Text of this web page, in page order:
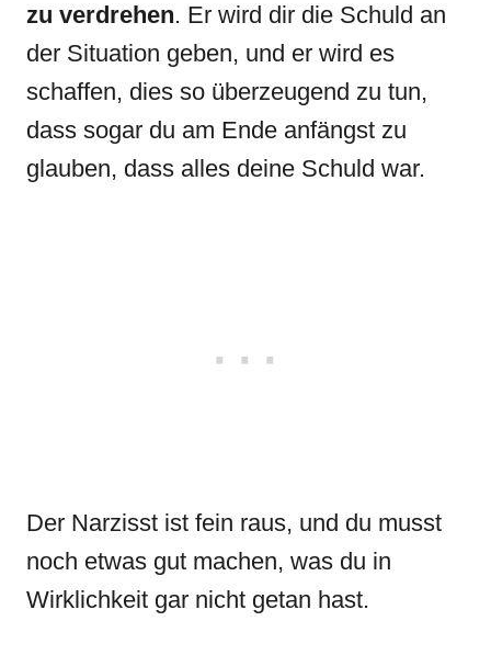
zu verdrehen. Er wird dir die Schuld an
der Situation geben, und er wird es
schaffen, dies so überzeugend zu tun,
dass sogar du am Ende anfängst zu
glauben, dass alles deine Schuld war.
Der Narzisst ist fein raus, und du musst
noch etwas gut machen, was du in
Wirklichkeit gar nicht getan hast.